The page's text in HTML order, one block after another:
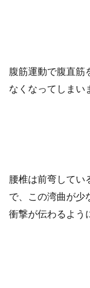
腹筋運動で腹直筋
なくなってしまい
腰椎は前弯してい
で、この湾曲が少
衝撃が伝わるよう